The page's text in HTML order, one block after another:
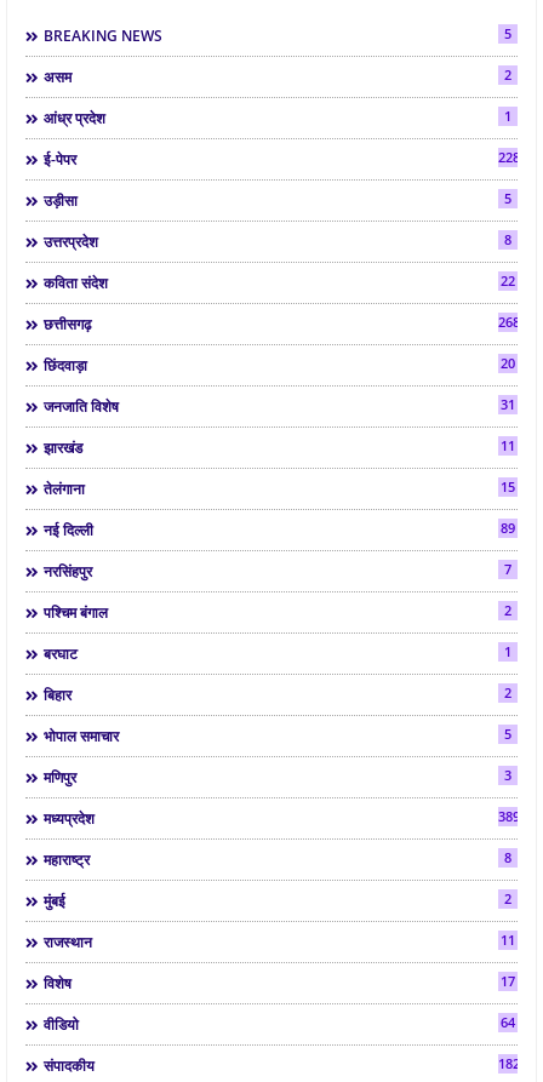
BREAKING NEWS 5
असम 2
आंध्र प्रदेश 1
ई-पेपर 2286
उड़ीसा 5
उत्तरप्रदेश 8
कविता संदेश 22
छत्तीसगढ़ 268
छिंदवाड़ा 20
जनजाति विशेष 31
झारखंड 11
तेलंगाना 15
नई दिल्ली 89
नरसिंहपुर 7
पश्चिम बंगाल 2
बरघाट 1
बिहार 2
भोपाल समाचार 5
मणिपुर 3
मध्यप्रदेश 3892
महाराष्ट्र 8
मुंबई 2
राजस्थान 11
विशेष 17
वीडियो 64
संपादकीय 182